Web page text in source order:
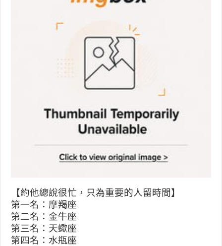
【約他總說很忙，只為重要的人留時間】
第一名：摩羯座
第二名：金牛座
第三名：天蠍座
第四名：水瓶座